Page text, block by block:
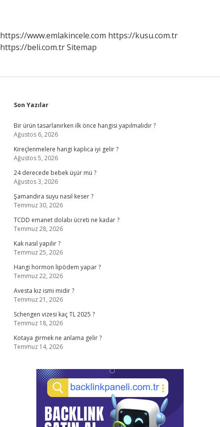
Yapilir
https://www.emlakincele.com https://kusu.com.tr
https://beli.com.trSitemap
Sidebar
Son Yazılar
Bir ürün tasarlanırken ilk önce hangisi yapılmalıdır ?
Ağustos 6, 2026
Kireçlenmelere hangi kaplıca iyi gelir ?
Ağustos 5, 2026
24 derecede bebek üşür mü ?
Ağustos 3, 2026
Şamandıra suyu nasıl keser ?
Temmuz 30, 2026
TCDD emanet dolabı ücreti ne kadar ?
Temmuz 28, 2026
Kak nasıl yapılır ?
Temmuz 25, 2026
Hangi hormon lipödem yapar ?
Temmuz 22, 2026
Avesta kız ismi midir ?
Temmuz 21, 2026
Schengen vizesi kaç TL 2025 ?
Temmuz 18, 2026
Kotaya girmek ne anlama gelir ?
Temmuz 14, 2026